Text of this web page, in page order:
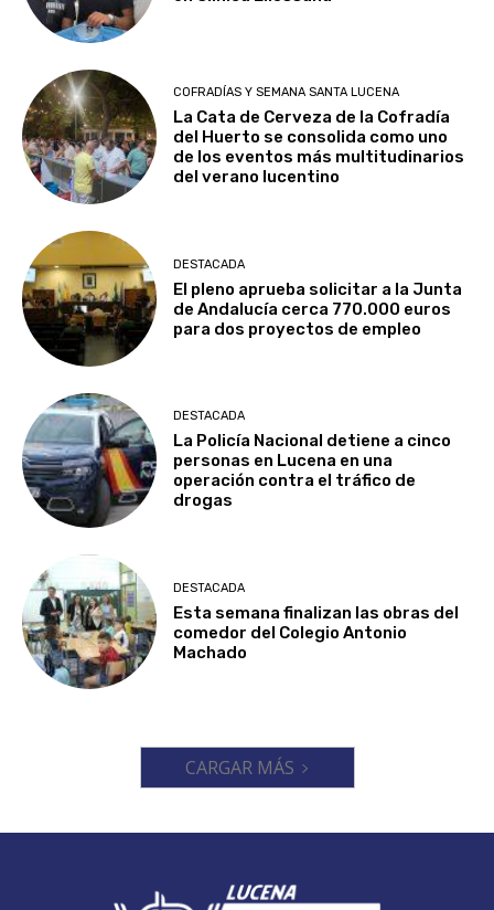
COFRADÍAS Y SEMANA SANTA LUCENA
La Cata de Cerveza de la Cofradía
del Huerto se consolida como uno
de los eventos más multitudinarios
del verano lucentino
DESTACADA
El pleno aprueba solicitar a la Junta
de Andalucía cerca 770.000 euros
para dos proyectos de empleo
DESTACADA
La Policía Nacional detiene a cinco
personas en Lucena en una
operación contra el tráfico de
drogas
DESTACADA
Esta semana finalizan las obras del
comedor del Colegio Antonio
Machado
CARGAR MÁS